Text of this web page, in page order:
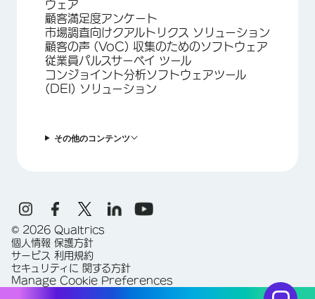
ウェア
顧客満足度アンケート
市場調査向けクアルトリクス ソリューション
顧客の声 (VoC) 収集のためのソフトウェア
従業員パルスサーベイ ツール
コンジョイント分析ソフトウェアツール
(DEI) ソリューション
その他のコンテンツ
© 2026 Qualtrics
個人情報 保護方針
サービス 利用規約
セキュリティに 関する方針
Manage Cookie Preferences